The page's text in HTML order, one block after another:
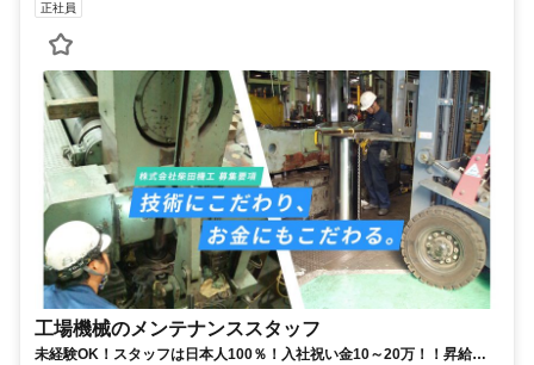
正社員
工場機械のメンテナンススタッフ
未経験OK！スタッフは日本人100％！入社祝い金10～20万！！昇給あ